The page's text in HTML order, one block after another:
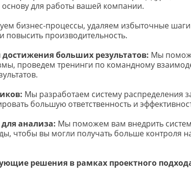
основу для работы вашей компании.
бизнес-процессы, удаляем избыточные
повысить производительность.
больших результатов: Мы
проведем тренинги по командному
Мы разработаем систему распределения
большую ответственность и
анализа: Мы поможем вам внедрить
чтобы вы могли получать больше контроля
решения в рамках проектного